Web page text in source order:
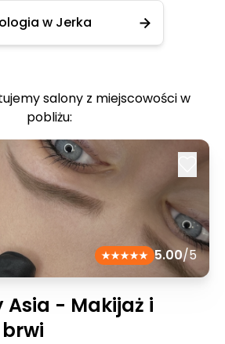
w Jerka
salony z miejscowości w
pobliżu:
5.00/5
Asia - Makijaż i